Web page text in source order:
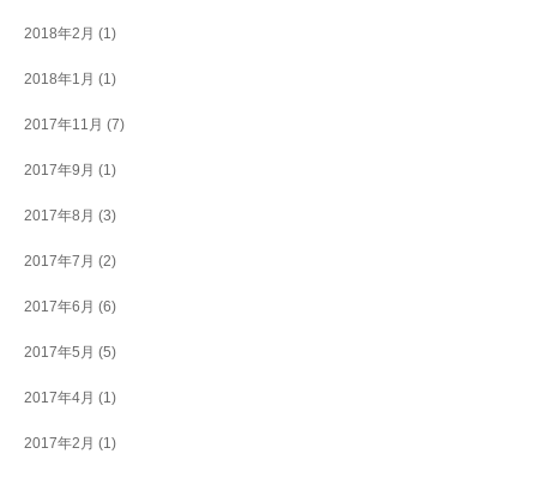
2018年2月 (1)
2018年1月 (1)
2017年11月 (7)
2017年9月 (1)
2017年8月 (3)
2017年7月 (2)
2017年6月 (6)
2017年5月 (5)
2017年4月 (1)
2017年2月 (1)